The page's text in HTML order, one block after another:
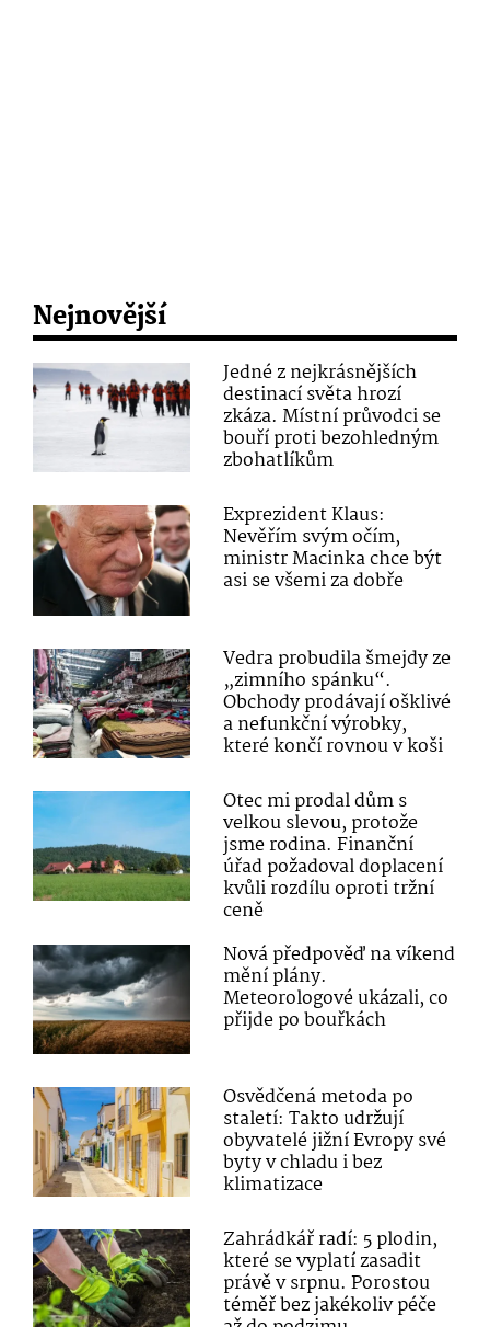
Nejnovější
Jedné z nejkrásnějších
destinací světa hrozí
zkáza. Místní průvodci se
bouří proti bezohledným
zbohatlíkům
Exprezident Klaus:
Nevěřím svým očím,
ministr Macinka chce být
asi se všemi za dobře
Vedra probudila šmejdy ze
„zimního spánku“.
Obchody prodávají ošklivé
a nefunkční výrobky,
které končí rovnou v koši
Otec mi prodal dům s
velkou slevou, protože
jsme rodina. Finanční
úřad požadoval doplacení
kvůli rozdílu oproti tržní
ceně
Nová předpověď na víkend
mění plány.
Meteorologové ukázali, co
přijde po bouřkách
Osvědčená metoda po
staletí: Takto udržují
obyvatelé jižní Evropy své
byty v chladu i bez
klimatizace
Zahrádkář radí: 5 plodin,
které se vyplatí zasadit
právě v srpnu. Porostou
téměř bez jakékoliv péče